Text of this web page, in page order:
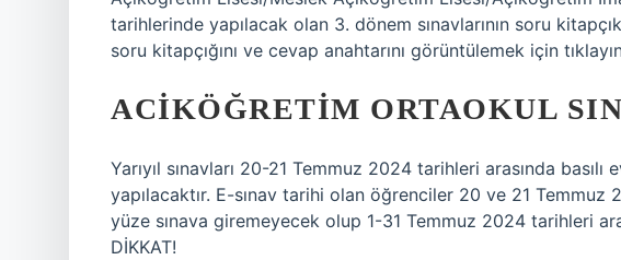
tarihlerinde yapılacak olan 3. dönem sınavlarının soru
soru kitapçığını ve cevap anahtarını görüntülemek için
ACIKÖĞRETIM ORTAOKUL
Yarıyıl sınavları 20-21 Temmuz 2024 tarihleri ​​arasında
yapılacaktır. E-sınav tarihi olan öğrenciler 20 ve 21 Temmuz
yüze sınava giremeyecek olup 1-31 Temmuz 2024 tarihleri
DİKKAT!